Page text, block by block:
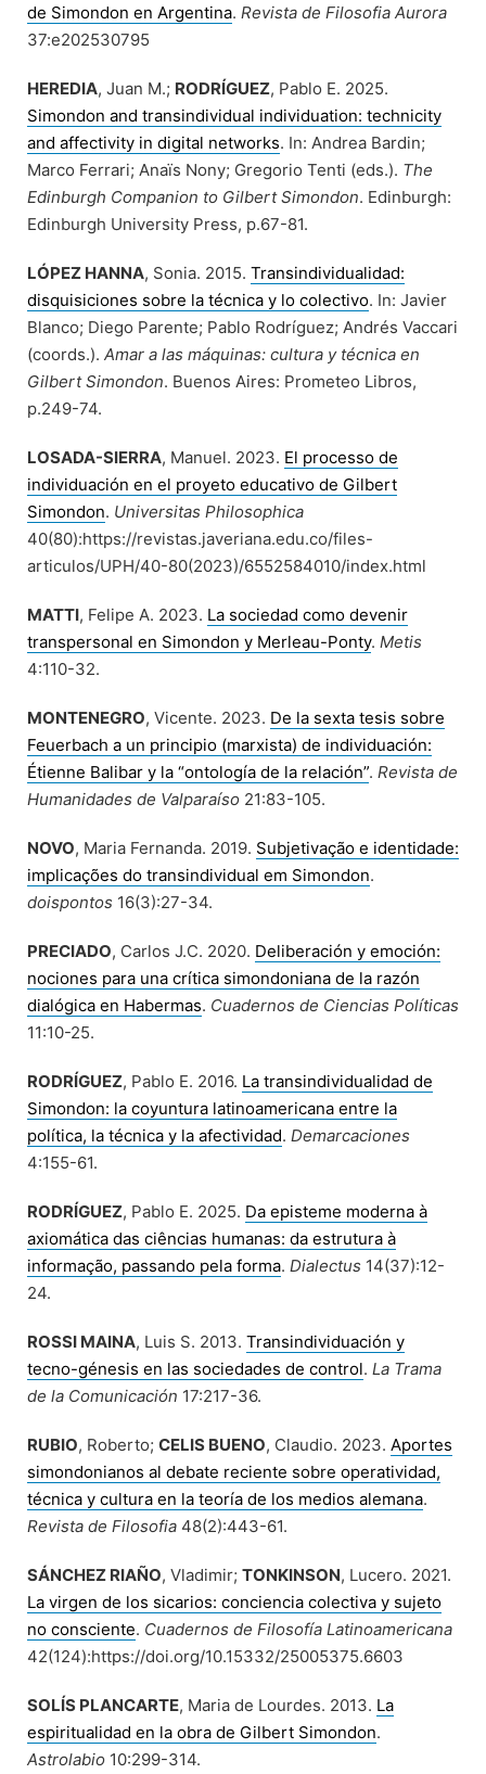
de Simondon en Argentina. Revista de Filosofia Aurora
37:e202530795
HEREDIA, Juan M.; RODRÍGUEZ, Pablo E. 2025.
Simondon and transindividual individuation: technicity
and affectivity in digital networks. In: Andrea Bardin;
Marco Ferrari; Anaïs Nony; Gregorio Tenti (eds.). The
Edinburgh Companion to Gilbert Simondon. Edinburgh:
Edinburgh University Press, p.67-81.
LÓPEZ HANNA, Sonia. 2015. Transindividualidad:
disquisiciones sobre la técnica y lo colectivo. In: Javier
Blanco; Diego Parente; Pablo Rodríguez; Andrés Vaccari
(coords.). Amar a las máquinas: cultura y técnica en
Gilbert Simondon. Buenos Aires: Prometeo Libros,
p.249-74.
LOSADA-SIERRA, Manuel. 2023. El processo de
individuación en el proyeto educativo de Gilbert
Simondon. Universitas Philosophica
40(80):https://revistas.javeriana.edu.co/files-
articulos/UPH/40-80(2023)/6552584010/index.html
MATTI, Felipe A. 2023. La sociedad como devenir
transpersonal en Simondon y Merleau-Ponty. Metis
4:110-32.
MONTENEGRO, Vicente. 2023. De la sexta tesis sobre
Feuerbach a un principio (marxista) de individuación:
Étienne Balibar y la “ontología de la relación”. Revista de
Humanidades de Valparaíso 21:83-105.
NOVO, Maria Fernanda. 2019. Subjetivação e identidade:
implicações do transindividual em Simondon.
doispontos 16(3):27-34.
PRECIADO, Carlos J.C. 2020. Deliberación y emoción:
nociones para una crítica simondoniana de la razón
dialógica en Habermas. Cuadernos de Ciencias Políticas
11:10-25.
RODRÍGUEZ, Pablo E. 2016. La transindividualidad de
Simondon: la coyuntura latinoamericana entre la
política, la técnica y la afectividad. Demarcaciones
4:155-61.
RODRÍGUEZ, Pablo E. 2025. Da episteme moderna à
axiomática das ciências humanas: da estrutura à
informação, passando pela forma. Dialectus 14(37):12-
24.
ROSSI MAINA, Luis S. 2013. Transindividuación y
tecno-génesis en las sociedades de control. La Trama
de la Comunicación 17:217-36.
RUBIO, Roberto; CELIS BUENO, Claudio. 2023. Aportes
simondonianos al debate reciente sobre operatividad,
técnica y cultura en la teoría de los medios alemana.
Revista de Filosofia 48(2):443-61.
SÁNCHEZ RIAÑO, Vladimir; TONKINSON, Lucero. 2021.
La virgen de los sicarios: conciencia colectiva y sujeto
no consciente. Cuadernos de Filosofía Latinoamericana
42(124):https://doi.org/10.15332/25005375.6603
SOLÍS PLANCARTE, Maria de Lourdes. 2013. La
espiritualidad en la obra de Gilbert Simondon.
Astrolabio 10:299-314.